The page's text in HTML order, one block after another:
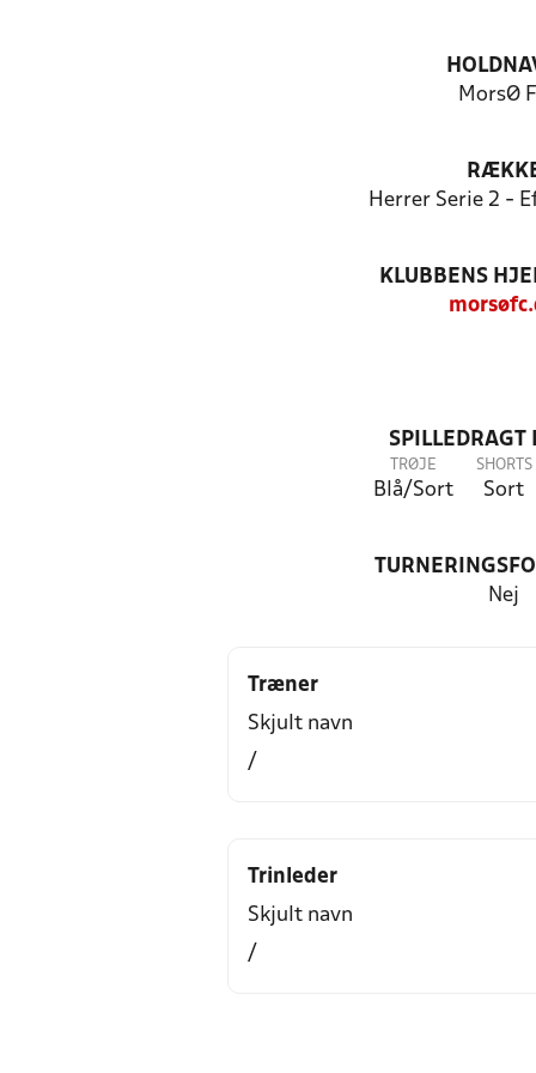
MorsØ
Herrer Serie 2 -
KLUBBENS
SPILLEDRAGT
TRØJE
Blå/Sort
SHORTS
Sort
Nej
Træner
Skjult navn
/
Trinleder
Skjult navn
/